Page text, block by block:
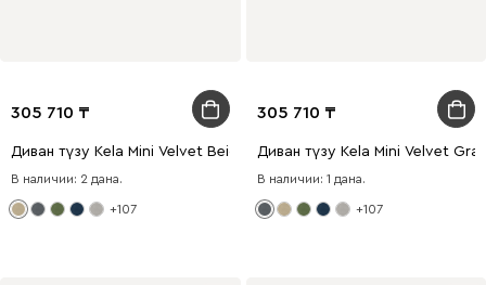
305 710
Диван түзу Kela Mini Velvet Beige
В наличии: 2 дана.
+107
305 710
Диван түзу Kela Mini Velvet
В наличии: 1 дана.
+107